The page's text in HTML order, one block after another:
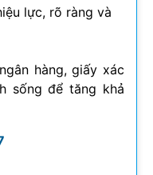
lực, rõ ràng và
hàng, giấy xác
sống để tăng khả